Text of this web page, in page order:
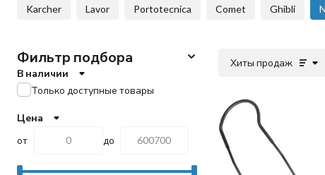
Karcher Lavor Portotecnica Comet Ghibli
Хиты продаж
Фильтр подбора
В наличии
Только доступные товары
Цена
от
до